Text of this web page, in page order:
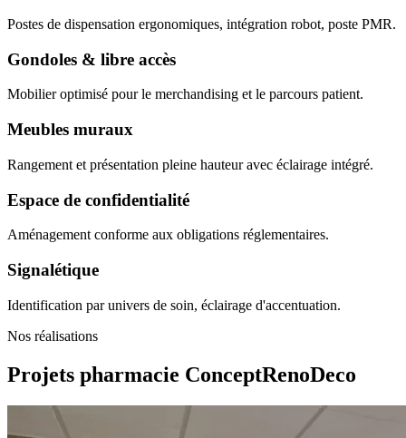
Postes de dispensation ergonomiques, intégration robot, poste PMR.
Gondoles & libre accès
Mobilier optimisé pour le merchandising et le parcours patient.
Meubles muraux
Rangement et présentation pleine hauteur avec éclairage intégré.
Espace de confidentialité
Aménagement conforme aux obligations réglementaires.
Signalétique
Identification par univers de soin, éclairage d'accentuation.
Nos réalisations
Projets pharmacie ConceptRenoDeco